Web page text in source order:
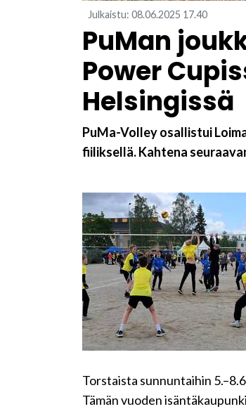
Julkaistu: 08.06.2025 17.40
PuMan
Power
Helsingissä
PuMa-Volley osallistui
fiiliksellä. Kahtena
Torstaista sunnuntaihin
Tämän vuoden